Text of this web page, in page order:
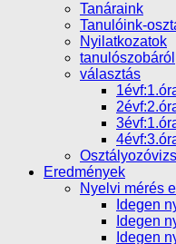
Tanáraink
Tanulóink-
Nyilatkozatok
tanulószobáról
választás
Eredmények
Nyelvi mérés
Idegen
Idegen
Idegen